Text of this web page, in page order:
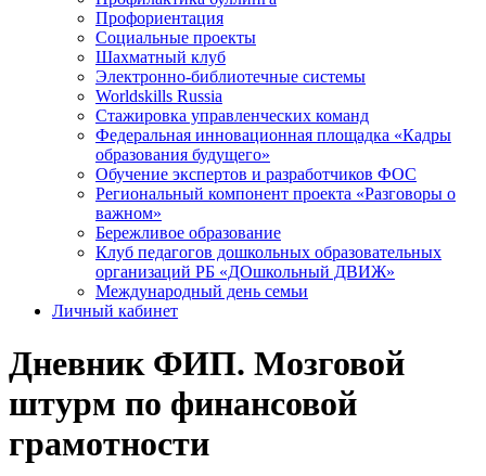
Профориентация
Социальные проекты
Шахматный клуб
Электронно-библиотечные системы
Worldskills Russia
Стажировка управленческих команд
Федеральная инновационная площадка «Кадры
образования будущего»
Обучение экспертов и разработчиков ФОС
Региональный компонент проекта «Разговоры о
важном»
Бережливое образование
Клуб педагогов дошкольных образовательных
организаций РБ «ДОшкольный ДВИЖ»
Международный день семьи
Личный кабинет
Дневник ФИП. Мозговой
штурм по финансовой
грамотности